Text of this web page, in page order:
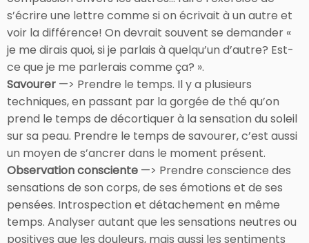
s’écrire une lettre comme si on écrivait à un autre et
voir la différence! On devrait souvent se demander «
je me dirais quoi, si je parlais à quelqu’un d’autre? Est-
ce que je me parlerais comme ça? ».
Savourer —> Prendre le temps. Il y a plusieurs
techniques, en passant par la gorgée de thé qu’on
prend le temps de décortiquer à la sensation du soleil
sur sa peau. Prendre le temps de savourer, c’est aussi
un moyen de s’ancrer dans le moment présent.
Observation consciente —> Prendre conscience des
sensations de son corps, de ses émotions et de ses
pensées. Introspection et détachement en même
temps. Analyser autant que les sensations neutres ou
positives que les douleurs, mais aussi les sentiments